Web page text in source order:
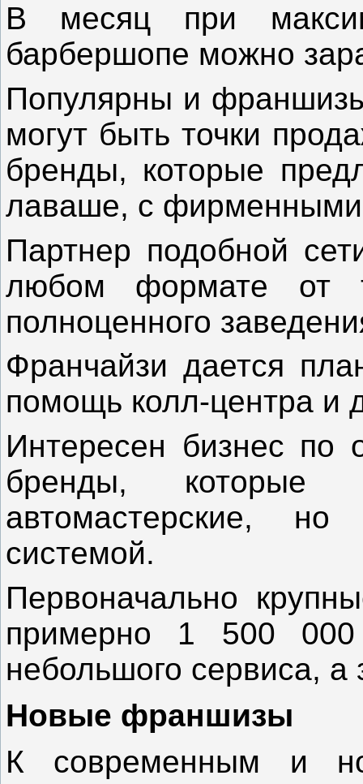
В месяц при
барбершопе можно
Популярны и
могут быть точки
бренды, которые
лаваше, с
Партнер подобной
любом формате от
полноценного
Франчайзи дается
помощь колл-центра и
Интересен бизнес по
бренды, которые
автомастерские,
системой.
Первоначально
примерно 1 500
небольшого сервиса, а
Новые франшизы
К современным и